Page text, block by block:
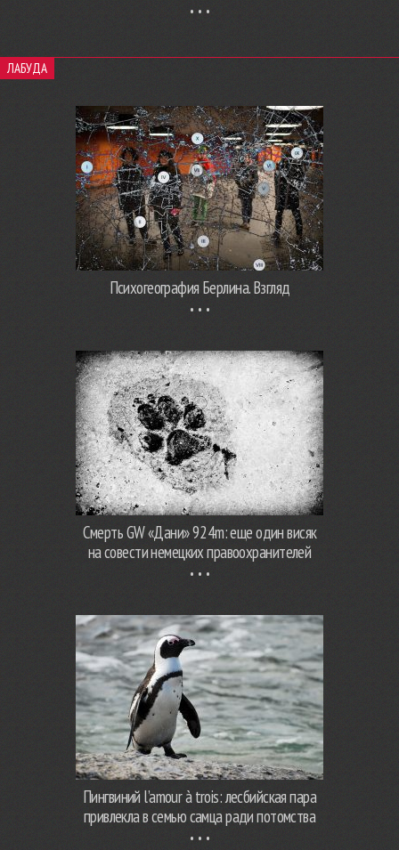
ЛАБУДА
Психогеография Берлина. Взгляд
Смерть GW «Дани» 924m: еще один висяк
на совести немецких правоохранителей
Пингвиний l’amour à trois: лесбийская пара
привлекла в семью самца ради потомства